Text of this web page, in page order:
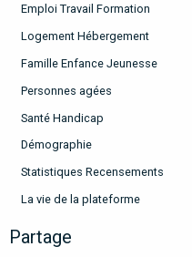
Emploi Travail Formation
Logement Hébergement
Famille Enfance Jeunesse
Personnes agées
Santé Handicap
Démographie
Statistiques Recensements
La vie de la plateforme
Partage